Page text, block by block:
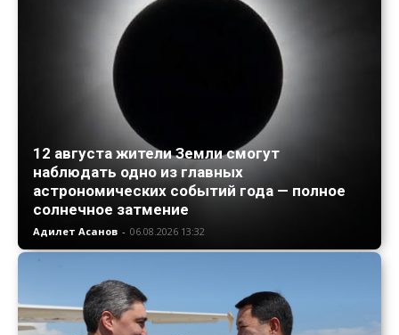
12 августа жители Земли смогут
наблюдать одно из главных
астрономических событий года — полное
солнечное затмение
Адилет Асанов - 06.08.2026 13:32